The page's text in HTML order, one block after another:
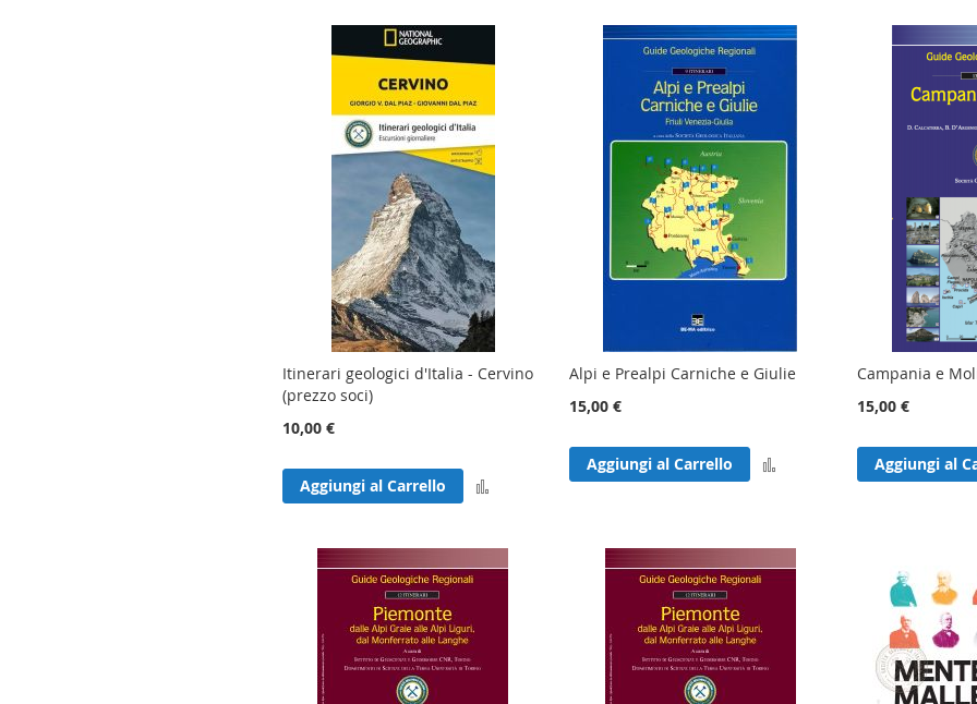
Itinerari geologici d'Italia - Cervino
(prezzo soci)
10,00 €
Aggiungi al Carrello
Alpi e Prealpi Carniche e Giulie
15,00 €
Aggiungi al Carrello
Campania e
15,00 €
Aggiungi al